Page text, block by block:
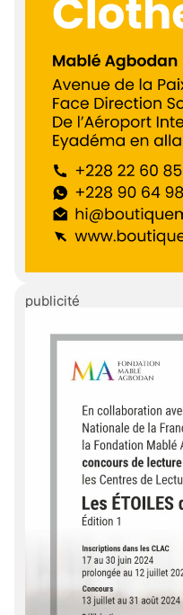
publicité